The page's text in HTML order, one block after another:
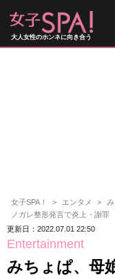
大人女性のホンネに向き合う
女子SPA！ エンタメ
ノガレ整形発言で炎上・謝罪
更新日：2022.07.01 22:50
Entertainment
みちょぱ、母